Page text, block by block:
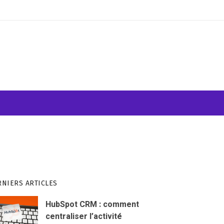
ARTICLES
HubSpot CRM : comment
centraliser l’activité